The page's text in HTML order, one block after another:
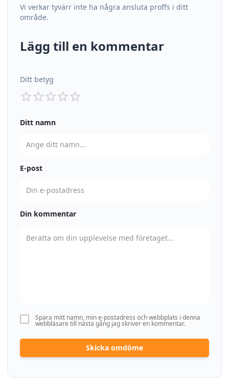
Vi verkar tyvärr inte ha några ansluta proffs i ditt
område.
Lägg till en kommentar
Ditt betyg
Ditt namn
E-post
Din kommentar
Spara mitt namn, min e-postadress och webbplats i denna
webbläsare till nästa gång jag skriver en kommentar.
Skicka omdöme